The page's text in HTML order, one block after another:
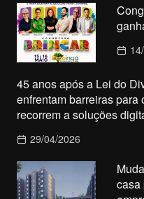
45 anos após a Lei do
enfrentam barreiras
recorrem a soluções
29/04/2026
casa